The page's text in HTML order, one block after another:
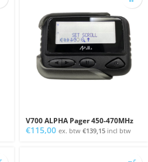
V700 ALPHA Pager 450-470MHz
€115,00 ex. btw €139,15 incl btw